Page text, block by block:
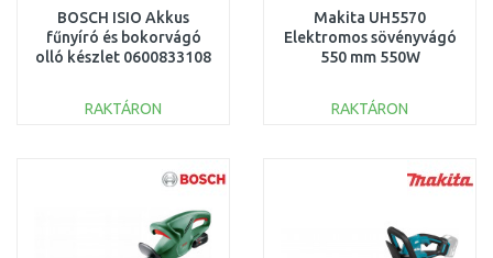
BOSCH ISIO Akkus
fűnyíró és bokorvágó
olló készlet 0600833108
RAKTÁRON
Összehasonlítás
Makita UH5570
Elektromos sövényvágó
550 mm 550W
RAKTÁRON
Összehasonlítás